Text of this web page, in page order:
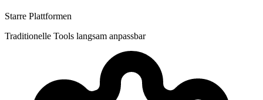
Starre Plattformen
Traditionelle Tools langsam anpassbar